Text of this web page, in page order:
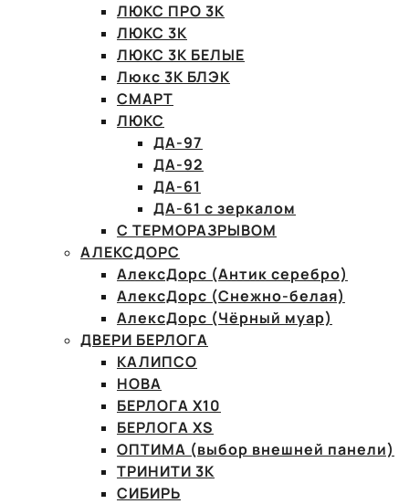
ЛЮКС ПРО 3К
ЛЮКС 3К
ЛЮКС 3К БЕЛЫЕ
Люкс 3К БЛЭК
СМАРТ
ЛЮКС
ДА-97
ДА-92
ДА-61
ДА-61 с зеркалом
С ТЕРМОРАЗРЫВОМ
АЛЕКСДОРС
АлексДорс (Антик серебро)
АлексДорс (Снежно-белая)
АлексДорс (Чёрный муар)
ДВЕРИ БЕРЛОГА
КАЛИПСО
НОВА
БЕРЛОГА Х10
БЕРЛОГА XS
ОПТИМА (выбор внешней панели)
ТРИНИТИ 3К
СИБИРЬ